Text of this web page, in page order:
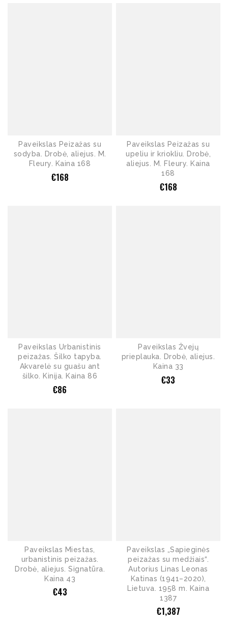
Paveikslas Peizažas su
sodyba. Drobė, aliejus. M.
Fleury. Kaina 168
€168
Paveikslas Peizažas su
upeliu ir kriokliu. Drobė,
aliejus. M. Fleury. Kaina
168
€168
Paveikslas Urbanistinis
peizažas. Šilko tapyba.
Akvarelė su guašu ant
šilko. Kinija. Kaina 86
€86
Paveikslas Žvejų
prieplauka. Drobė, aliejus.
Kaina 33
€33
Paveikslas Miestas,
urbanistinis peizažas.
Drobė, aliejus. Signatūra.
Kaina 43
€43
Paveikslas „Sapieginės
peizažas su medžiais“.
Autorius Linas Leonas
Katinas (1941–2020),
Lietuva. 1958 m. Kaina
1387
€1,387